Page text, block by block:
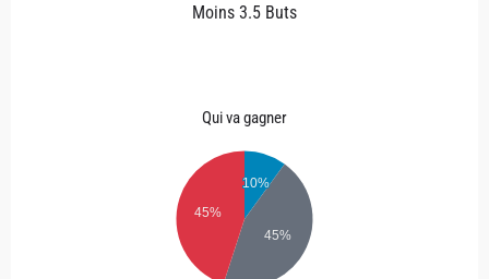
Moins 3.5 Buts
Qui va gagner